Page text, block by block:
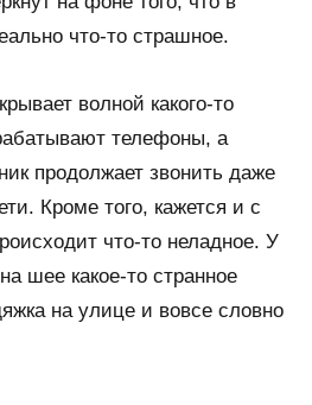
что-то страшное.
волной какого-то
телефоны, а
продолжает звонить даже
Кроме того, кажется и с
что-то неладное. У
шее какое-то странное
на улице и вовсе словно